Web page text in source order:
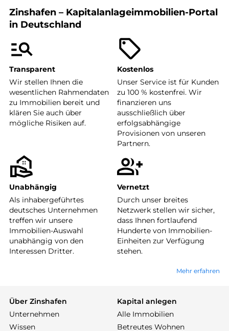
Zinshafen – Kapitalanlageimmobilien-Portal
in Deutschland
Transparent
Wir stellen Ihnen die
wesentlichen Rahmendaten
zu Immobilien bereit und
klären Sie auch über
mögliche Risiken auf.
Kostenlos
Unser Service ist für Kunden
zu 100 % kostenfrei. Wir
finanzieren uns
ausschließlich über
erfolgsabhängige
Provisionen von unseren
Partnern.
Unabhängig
Als inhabergeführtes
deutsches Unternehmen
treffen wir unsere
Immobilien-Auswahl
unabhängig von den
Interessen Dritter.
Vernetzt
Durch unser breites
Netzwerk stellen wir sicher,
dass Ihnen fortlaufend
Hunderte von Immobilien-
Einheiten zur Verfügung
stehen.
Mehr erfahren
Über Zinshafen
Unternehmen
Wissen
Kapital anlegen
Alle Immobilien
Betreutes Wohnen